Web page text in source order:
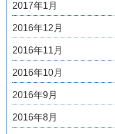
2017年1月
2016年12月
2016年11月
2016年10月
2016年9月
2016年8月